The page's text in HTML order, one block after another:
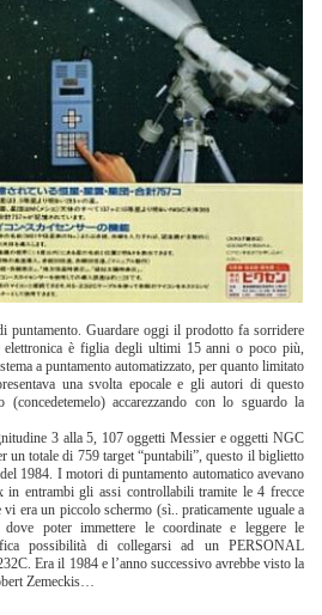
puntamento. Guardare oggi il prodotto fa sorridere
elettronica è figlia degli ultimi 15 anni o poco più,
a puntamento automatizzato, per quanto limitato
una svolta epocale e gli autori di questo
(concedetemelo) accarezzando con lo sguardo la
3 alla 5, 107 oggetti Messier e oggetti NGC
un totale di 759 target “puntabili”, questo il biglietto
1984. I motori di puntamento automatico avevano
in entrambi gli assi controllabili tramite le 4 frecce
era un piccolo schermo (sì.. praticamente uguale a
poter immettere le coordinate e leggere le
possibilità di collegarsi ad un PERSONAL
Era il 1984 e l’anno successivo avrebbe visto la
Zemeckis…